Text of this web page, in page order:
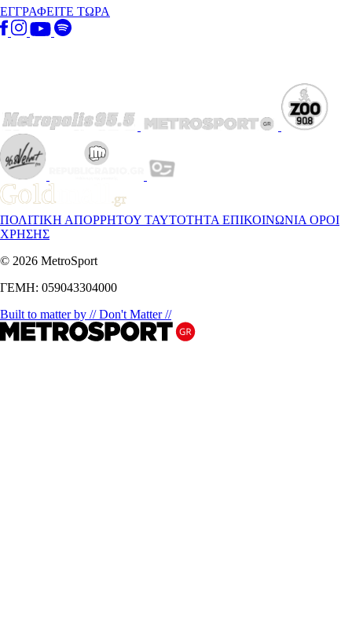
ΕΓΓΡΑΦΕΙΤΕ ΤΩΡΑ
ΠΟΛΙΤΙΚΗ ΑΠΟΡΡΗΤΟΥ ΤΑΥΤΟΤΗΤΑ ΕΠΙΚΟΙΝΩΝΙΑ ΟΡΟΙ
ΧΡΗΣΗΣ
© 2026 MetroSport
ΓΕΜΗ: 059043304000
Built to matter by // Don't Matter //